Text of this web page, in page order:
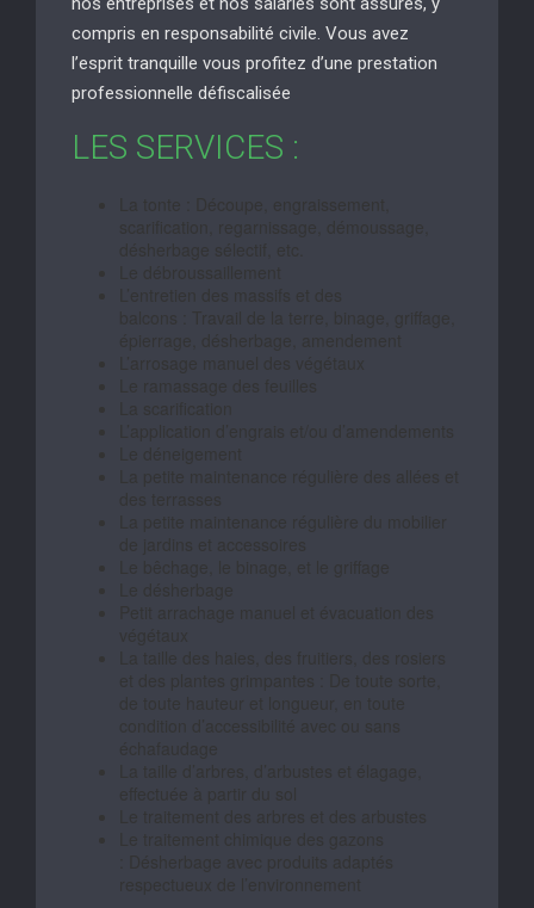
compris en responsabilité civile. Vous avez
l’esprit tranquille vous profitez d’une prestation
professionnelle défiscalisée
LES SERVICES :